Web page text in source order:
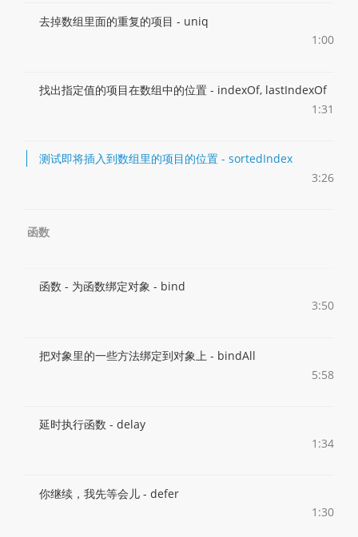
去掉数组里面的重复的项目 - uniq
1:00
找出指定值的项目在数组中的位置 - indexOf, lastIndexOf
1:31
测试即将插入到数组里的项目的位置 - sortedIndex
3:26
函数
函数 - 为函数绑定对象 - bind
3:50
把对象里的一些方法绑定到对象上 - bindAll
5:58
延时执行函数 - delay
1:34
你继续，我先等会儿 - defer
1:30